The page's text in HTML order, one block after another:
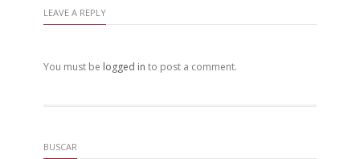
LEAVE A REPLY
You must be logged in to post a comment.
BUSCAR